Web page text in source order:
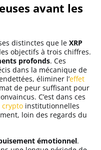
avant les
distinctes que le XRP
objectifs à trois chiffres.
profonds. Ces
dans la mécanique de
éliminer l’effet
de peur suffisant pour
C’est dans ces
crypto institutionnelles
loin des regards du
émotionnel.